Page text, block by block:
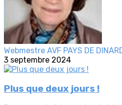
Webmestre AVF PAYS DE
3 septembre 2024
Plus que deux jours !